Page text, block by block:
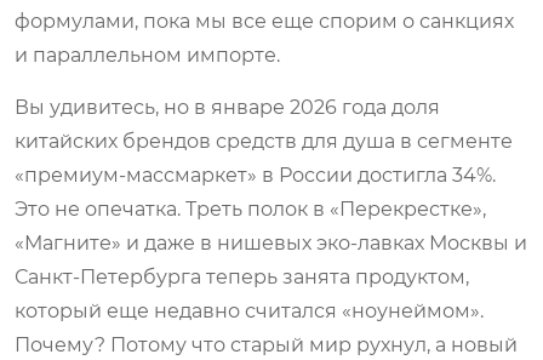
формулами, пока мы все еще спорим о санкциях
и параллельном импорте.
Вы удивитесь, но в январе 2026 года доля
китайских брендов средств для душа в сегменте
«премиум-массмаркет» в России достигла 34%.
Это не опечатка. Треть полок в «Перекрестке»,
«Магните» и даже в нишевых эко-лавках Москвы и
Санкт-Петербурга теперь занята продуктом,
который еще недавно считался «ноунеймом».
Почему? Потому что старый мир рухнул, а новый